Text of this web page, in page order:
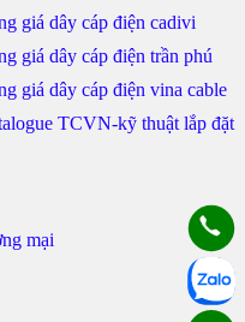
giá dây cáp điện cadivi
giá dây cáp điện trần phú
giá dây cáp điện vina cable
TCVN-kỹ thuật lắp đặt
mại